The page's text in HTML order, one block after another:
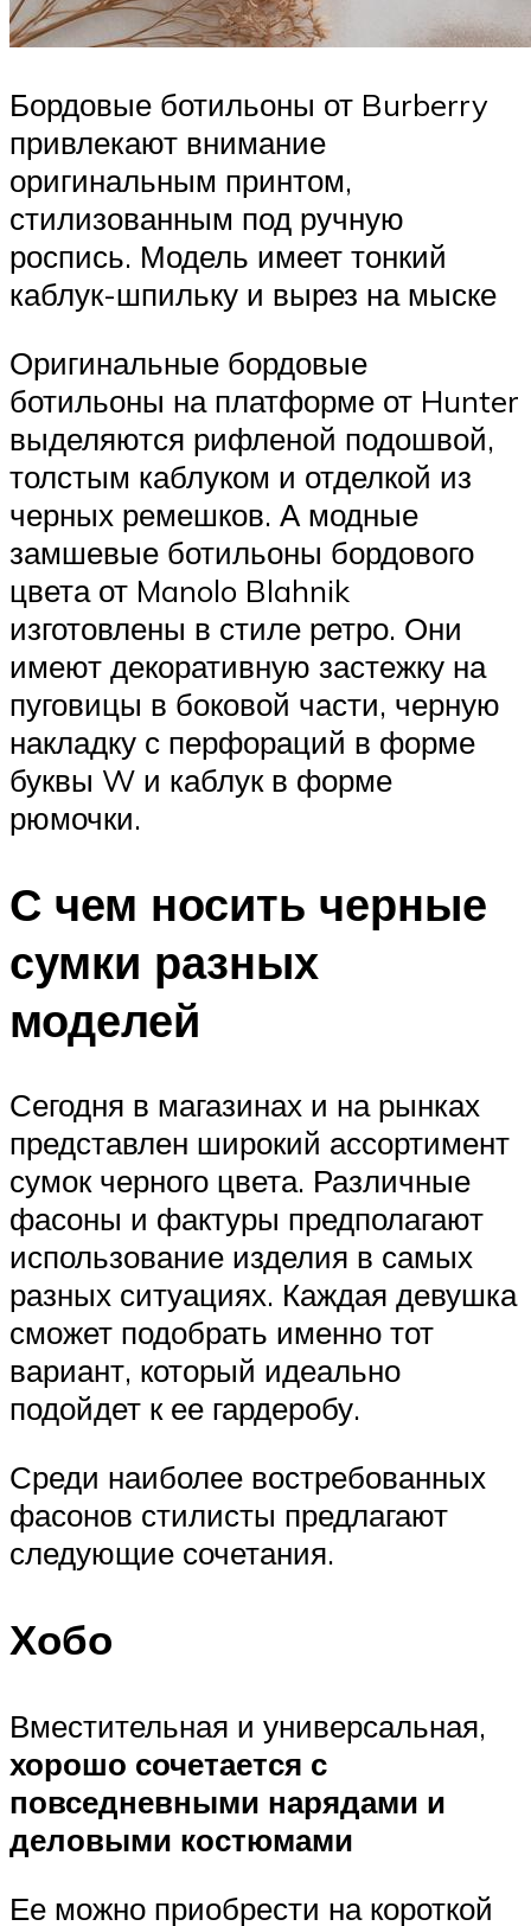
Бордовые ботильоны от Burberry
привлекают внимание
оригинальным принтом,
стилизованным под ручную
роспись. Модель имеет тонкий
каблук-шпильку и вырез на мыске
Оригинальные бордовые
ботильоны на платформе от Hunter
выделяются рифленой подошвой,
толстым каблуком и отделкой из
черных ремешков. А модные
замшевые ботильоны бордового
цвета от Manolo Blahnik
изготовлены в стиле ретро. Они
имеют декоративную застежку на
пуговицы в боковой части, черную
накладку с перфораций в форме
буквы W и каблук в форме
рюмочки.
С чем носить черные
сумки разных
моделей
Сегодня в магазинах и на рынках
представлен широкий ассортимент
сумок черного цвета. Различные
фасоны и фактуры предполагают
использование изделия в самых
разных ситуациях. Каждая девушка
сможет подобрать именно тот
вариант, который идеально
подойдет к ее гардеробу.
Среди наиболее востребованных
фасонов стилисты предлагают
следующие сочетания.
Хобо
Вместительная и универсальная,
хорошо сочетается с
повседневными нарядами и
деловыми костюмами
Ее можно приобрести на короткой